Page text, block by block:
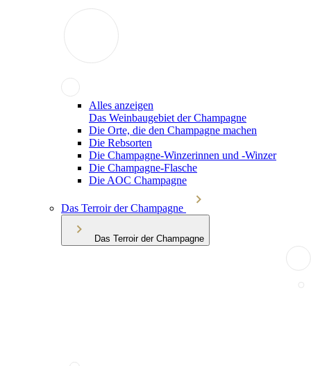
Alles anzeigen
Das Weinbaugebiet der Champagne
Die Orte, die den Champagne machen
Die Rebsorten
Die Champagne-Winzerinnen und -Winzer
Die Champagne-Flasche
Die AOC Champagne
Das Terroir der Champagne
Das Terroir der Champagne